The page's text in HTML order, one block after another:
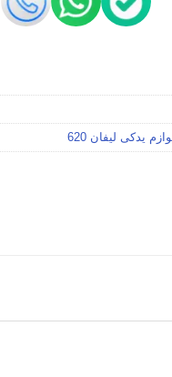
یدکی لیفان 620